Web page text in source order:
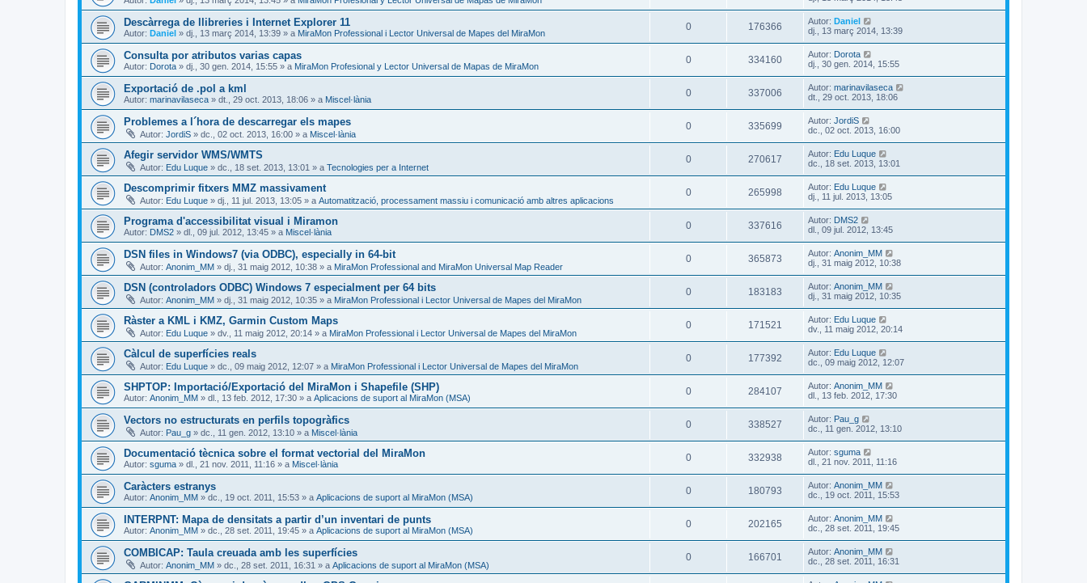
Descàrrega de llibreries i Internet Explorer 11
Autor: Daniel » dj., 13 març 2014, 13:39 » a MiraMon Professional i Lector Universal de Mapes del MiraMon
0 176366 Autor: Daniel
dj., 13 març 2014, 13:39
Consulta por atributos varias capas
Autor: Dorota » dj., 30 gen. 2014, 15:55 » a MiraMon Profesional y Lector Universal de Mapas de MiraMon
0 334160 Autor: Dorota
dj., 30 gen. 2014, 15:55
Exportació de .pol a kml
Autor: marinavilaseca » dt., 29 oct. 2013, 18:06 » a Miscel·lània
0 337006 Autor: marinavilaseca
dt., 29 oct. 2013, 18:06
Problemes a l´hora de descarregar els mapes
Autor: JordiS » dc., 02 oct. 2013, 16:00 » a Miscel·lània
0 335699 Autor: JordiS
dc., 02 oct. 2013, 16:00
Afegir servidor WMS/WMTS
Autor: Edu Luque » dc., 18 set. 2013, 13:01 » a Tecnologies per a Internet
0 270617 Autor: Edu Luque
dc., 18 set. 2013, 13:01
Descomprimir fitxers MMZ massivament
Autor: Edu Luque » dj., 11 jul. 2013, 13:05 » a Automatització, processament massiu i comunicació amb altres aplicacions
0 265998 Autor: Edu Luque
dj., 11 jul. 2013, 13:05
Programa d'accessibilitat visual i Miramon
Autor: DMS2 » dl., 09 jul. 2012, 13:45 » a Miscel·lània
0 337616 Autor: DMS2
dl., 09 jul. 2012, 13:45
DSN files in Windows7 (via ODBC), especially in 64-bit
Autor: Anonim_MM » dj., 31 maig 2012, 10:38 » a MiraMon Professional and MiraMon Universal Map Reader
0 365873 Autor: Anonim_MM
dj., 31 maig 2012, 10:38
DSN (controladors ODBC) Windows 7 especialment per 64 bits
Autor: Anonim_MM » dj., 31 maig 2012, 10:35 » a MiraMon Professional i Lector Universal de Mapes del MiraMon
0 183183 Autor: Anonim_MM
dj., 31 maig 2012, 10:35
Ràster a KML i KMZ, Garmin Custom Maps
Autor: Edu Luque » dv., 11 maig 2012, 20:14 » a MiraMon Professional i Lector Universal de Mapes del MiraMon
0 171521 Autor: Edu Luque
dv., 11 maig 2012, 20:14
Càlcul de superfícies reals
Autor: Edu Luque » dc., 09 maig 2012, 12:07 » a MiraMon Professional i Lector Universal de Mapes del MiraMon
0 177392 Autor: Edu Luque
dc., 09 maig 2012, 12:07
SHPTOP: Importació/Exportació del MiraMon i Shapefile (SHP)
Autor: Anonim_MM » dl., 13 feb. 2012, 17:30 » a Aplicacions de suport al MiraMon (MSA)
0 284107 Autor: Anonim_MM
dl., 13 feb. 2012, 17:30
Vectors no estructurats en perfils topogràfics
Autor: Pau_g » dc., 11 gen. 2012, 13:10 » a Miscel·lània
0 338527 Autor: Pau_g
dc., 11 gen. 2012, 13:10
Documentació tècnica sobre el format vectorial del MiraMon
Autor: sguma » dl., 21 nov. 2011, 11:16 » a Miscel·lània
0 332938 Autor: sguma
dl., 21 nov. 2011, 11:16
Caràcters estranys
Autor: Anonim_MM » dc., 19 oct. 2011, 15:53 » a Aplicacions de suport al MiraMon (MSA)
0 180793 Autor: Anonim_MM
dc., 19 oct. 2011, 15:53
INTERPNT: Mapa de densitats a partir d’un inventari de punts
Autor: Anonim_MM » dc., 28 set. 2011, 19:45 » a Aplicacions de suport al MiraMon (MSA)
0 202165 Autor: Anonim_MM
dc., 28 set. 2011, 19:45
COMBICAP: Taula creuada amb les superfícies
Autor: Anonim_MM » dc., 28 set. 2011, 16:31 » a Aplicacions de suport al MiraMon (MSA)
0 166701 Autor: Anonim_MM
dc., 28 set. 2011, 16:31